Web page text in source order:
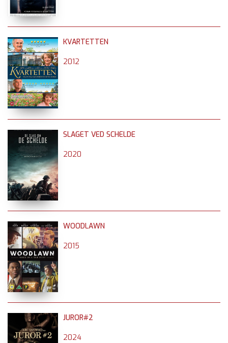
KVARTETTEN
2012
SLAGET VED SCHELDE
2020
WOODLAWN
2015
JUROR#2
2024